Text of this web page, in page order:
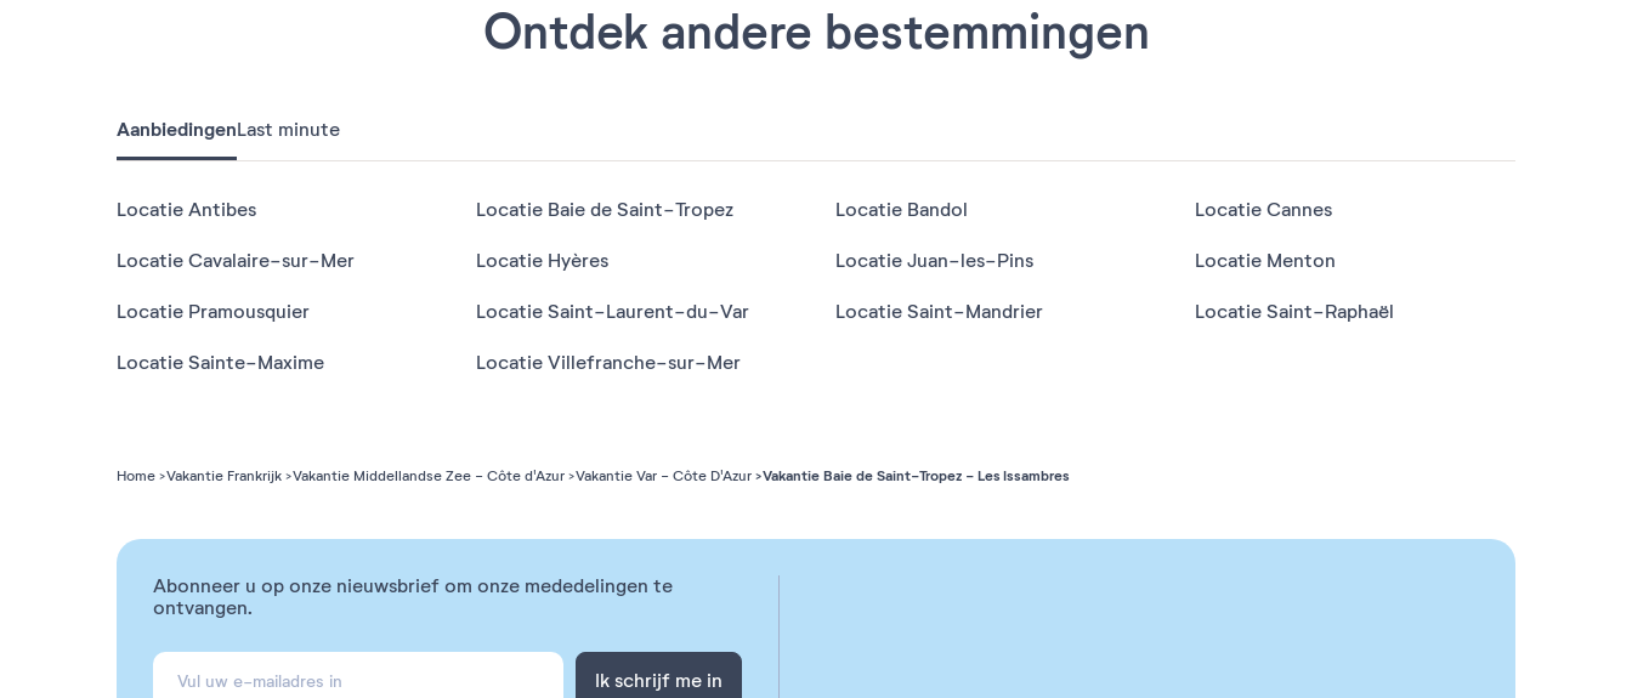
Ontdek andere bestemmingen
AanbiedingenLast minute
Locatie Antibes Locatie Baie de Saint-Tropez Locatie Bandol Locatie Cannes
Locatie Cavalaire-sur-Mer Locatie Hyères Locatie Juan-les-Pins Locatie Menton
Locatie Pramousquier Locatie Saint-Laurent-du-Var Locatie Saint-Mandrier Locatie Saint-Raphaël
Locatie Sainte-Maxime Locatie Villefranche-sur-Mer
Home Vakantie Frankrijk Vakantie Middellandse Zee - Côte d'Azur Vakantie Var - Côte D'Azur Vakantie Baie de Saint-Tropez - Les Issambres
Abonneer u op onze nieuwsbrief om onze mededelingen te
ontvangen.
Ik schrijf me in